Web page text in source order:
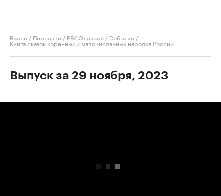
Видео / Передачи / РБК Отрасли / Событие /
Книга сказок коренных и малочисленных народов России
Выпуск за 29 ноября, 2023